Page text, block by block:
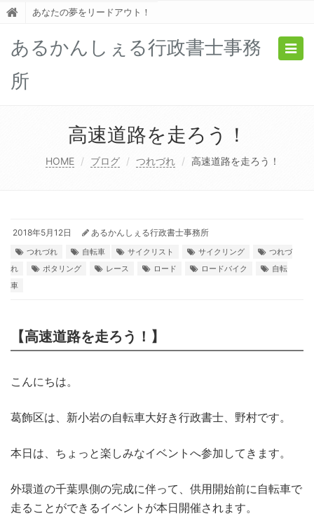
あなたの夢をリードアウト！
あるかんしぇる行政書士事務
所
高速道路を走ろう！
HOME ブログ つれづれ 高速道路を走ろう！
2018年5月12日 あるかんしぇる行政書士事務所
つれづれ 自転車 サイクリスト サイクリング
つれづ
れ
ポタリング レース ロード ロードバイク
自転
車
【高速道路を走ろう！】
こんにちは。
葛飾区は、新小岩の自転車大好き行政書士、野村です。
本日は、ちょっと楽しみなイベントへ参加してきます。
外環道の千葉県側の完成に伴って、供用開始前に自転車で
走ることができるイベントが本日開催されます。